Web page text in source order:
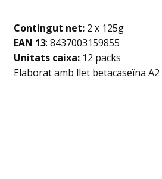
Contingut net: 2 x 125g
EAN 13: ​​8437003159855
Unitats caixa: 12 packs
Elaborat amb llet betacaseïna A2